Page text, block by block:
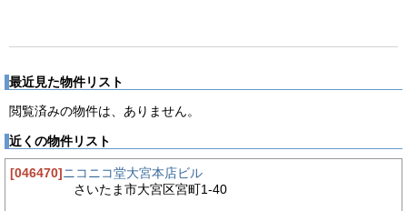
最近見た物件リスト
閲覧済みの物件は、ありません。
近くの物件リスト
[046470]ニコニコ堂大宮本店ビル
さいたま市大宮区宮町1-40